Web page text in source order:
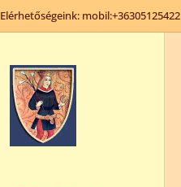
Elérhetőségeink: mobil:+36305125422